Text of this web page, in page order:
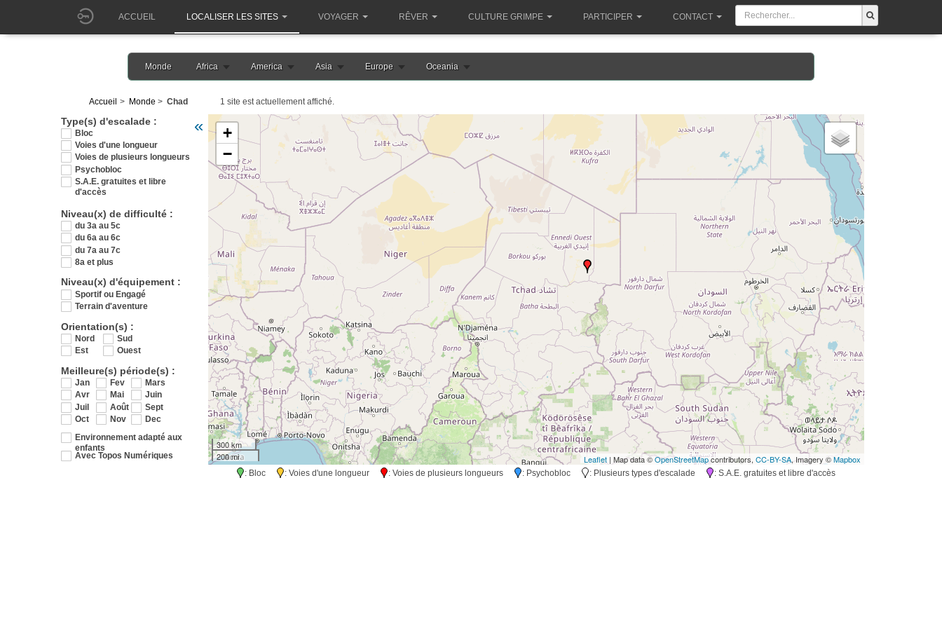
ACCUEIL LOCALISER LES SITES VOYAGER RÊVER CULTURE GRIMPE PARTICIPER CONTACT
Monde Africa America Asia Europe Oceania
Accueil Monde Chad 1 site est actuellement affiché.
Type(s) d'escalade :
Bloc
Voies d'une longueur
Voies de plusieurs longueurs
Psychobloc
S.A.E. gratuites et libre
d'accès
Niveau(x) de difficulté :
du 3a au 5c
du 6a au 6c
du 7a au 7c
8a et plus
Niveau(x) d'équipement :
Sportif ou Engagé
Terrain d'aventure
Orientation(s) :
Nord
Sud
Est
Ouest
Meilleure(s) période(s) :
Jan Fev
Mars
Avr
Mai
Juin
Juil
Août
Sept
Oct
Nov
Dec
Environnement adapté aux
enfants
Avec Topos Numériques
« Veuillez patienter pendant le chargement de la carte tchad
+
−
300 km
200 mi
Leaflet | Map data ©OpenStreetMapcontributors, CC-BY-SA, Imagery ©Mapbox
: Bloc : Voies d'une longueur : Voies de plusieurs longueurs : Psychobloc : Plusieurs types d'escalade : S.A.E. gratuites et libre d'accès